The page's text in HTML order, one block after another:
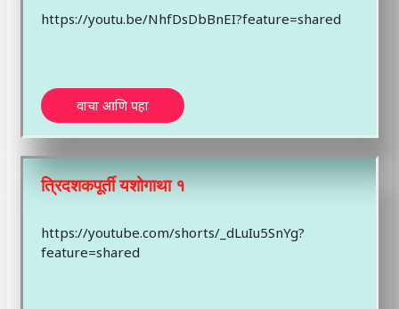
https://youtu.be/NhfDsDbBnEI?feature=shared
वाचा आणि पहा
त्रिदशकपूर्ती यशोगाथा १
https://youtube.com/shorts/_dLuIu5SnYg?
feature=shared